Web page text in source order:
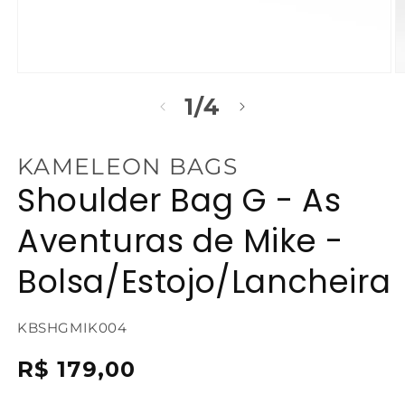
1/de
4
KAMELEON BAGS
Shoulder Bag G - As
Aventuras de Mike -
Bolsa/Estojo/Lancheira
SKU:
sku
KBSHGMIK004
Preço
R$ 179,00